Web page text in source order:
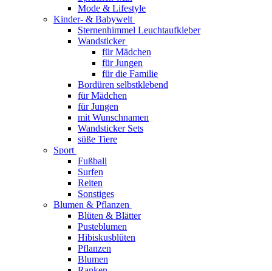
Mode & Lifestyle
Kinder- & Babywelt
Sternenhimmel Leuchtaufkleber
Wandsticker
für Mädchen
für Jungen
für die Familie
Bordüren selbstklebend
für Mädchen
für Jungen
mit Wunschnamen
Wandsticker Sets
süße Tiere
Sport
Fußball
Surfen
Reiten
Sonstiges
Blumen & Pflanzen
Blüten & Blätter
Pusteblumen
Hibiskusblüten
Pflanzen
Blumen